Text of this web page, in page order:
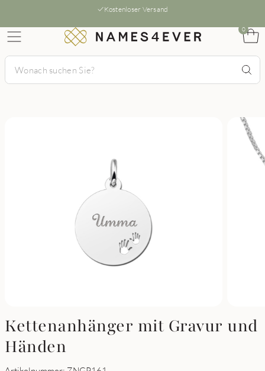
Kostenloser Versand
0
Kettenanhänger mit Gravur und
Händen